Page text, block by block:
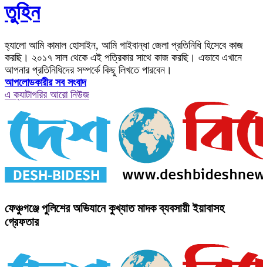
তুহিন
হ্যালো আমি কামাল হোসাইন, আমি গাইবান্ধা জেলা প্রতিনিধি হিসেবে কাজ
করছি। ২০১৭ সাল থেকে এই পত্রিকার সাথে কাজ করছি। এভাবে এখানে
আপনার প্রতিনিধিদের সম্পর্কে কিছু লিখতে পারবেন।
আপলোডকারীর সব সংবাদ
এ ক্যাটাগরির আরো নিউজ
ফেঞ্চুগঞ্জে পুলিশের অভিযানে কুখ্যাত মাদক ব্যবসায়ী ইয়াবাসহ
গ্রেফতার